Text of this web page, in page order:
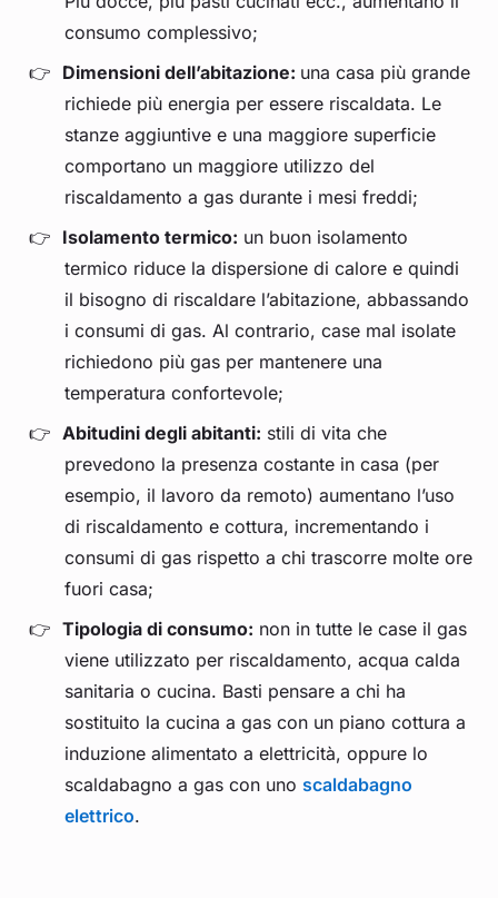
consumo complessivo;
Dimensioni dell’abitazione: una casa più grande
richiede più energia per essere riscaldata. Le
stanze aggiuntive e una maggiore superficie
comportano un maggiore utilizzo del
riscaldamento a gas durante i mesi freddi;
Isolamento termico: un buon isolamento
termico riduce la dispersione di calore e quindi
il bisogno di riscaldare l’abitazione, abbassando
i consumi di gas. Al contrario, case mal isolate
richiedono più gas per mantenere una
temperatura confortevole;
Abitudini degli abitanti: stili di vita che
prevedono la presenza costante in casa (per
esempio, il lavoro da remoto) aumentano l’uso
di riscaldamento e cottura, incrementando i
consumi di gas rispetto a chi trascorre molte ore
fuori casa;
Tipologia di consumo: non in tutte le case il gas
viene utilizzato per riscaldamento, acqua calda
sanitaria o cucina. Basti pensare a chi ha
sostituito la cucina a gas con un piano cottura a
induzione alimentato a elettricità, oppure lo
scaldabagno a gas con uno scaldabagno
elettrico.